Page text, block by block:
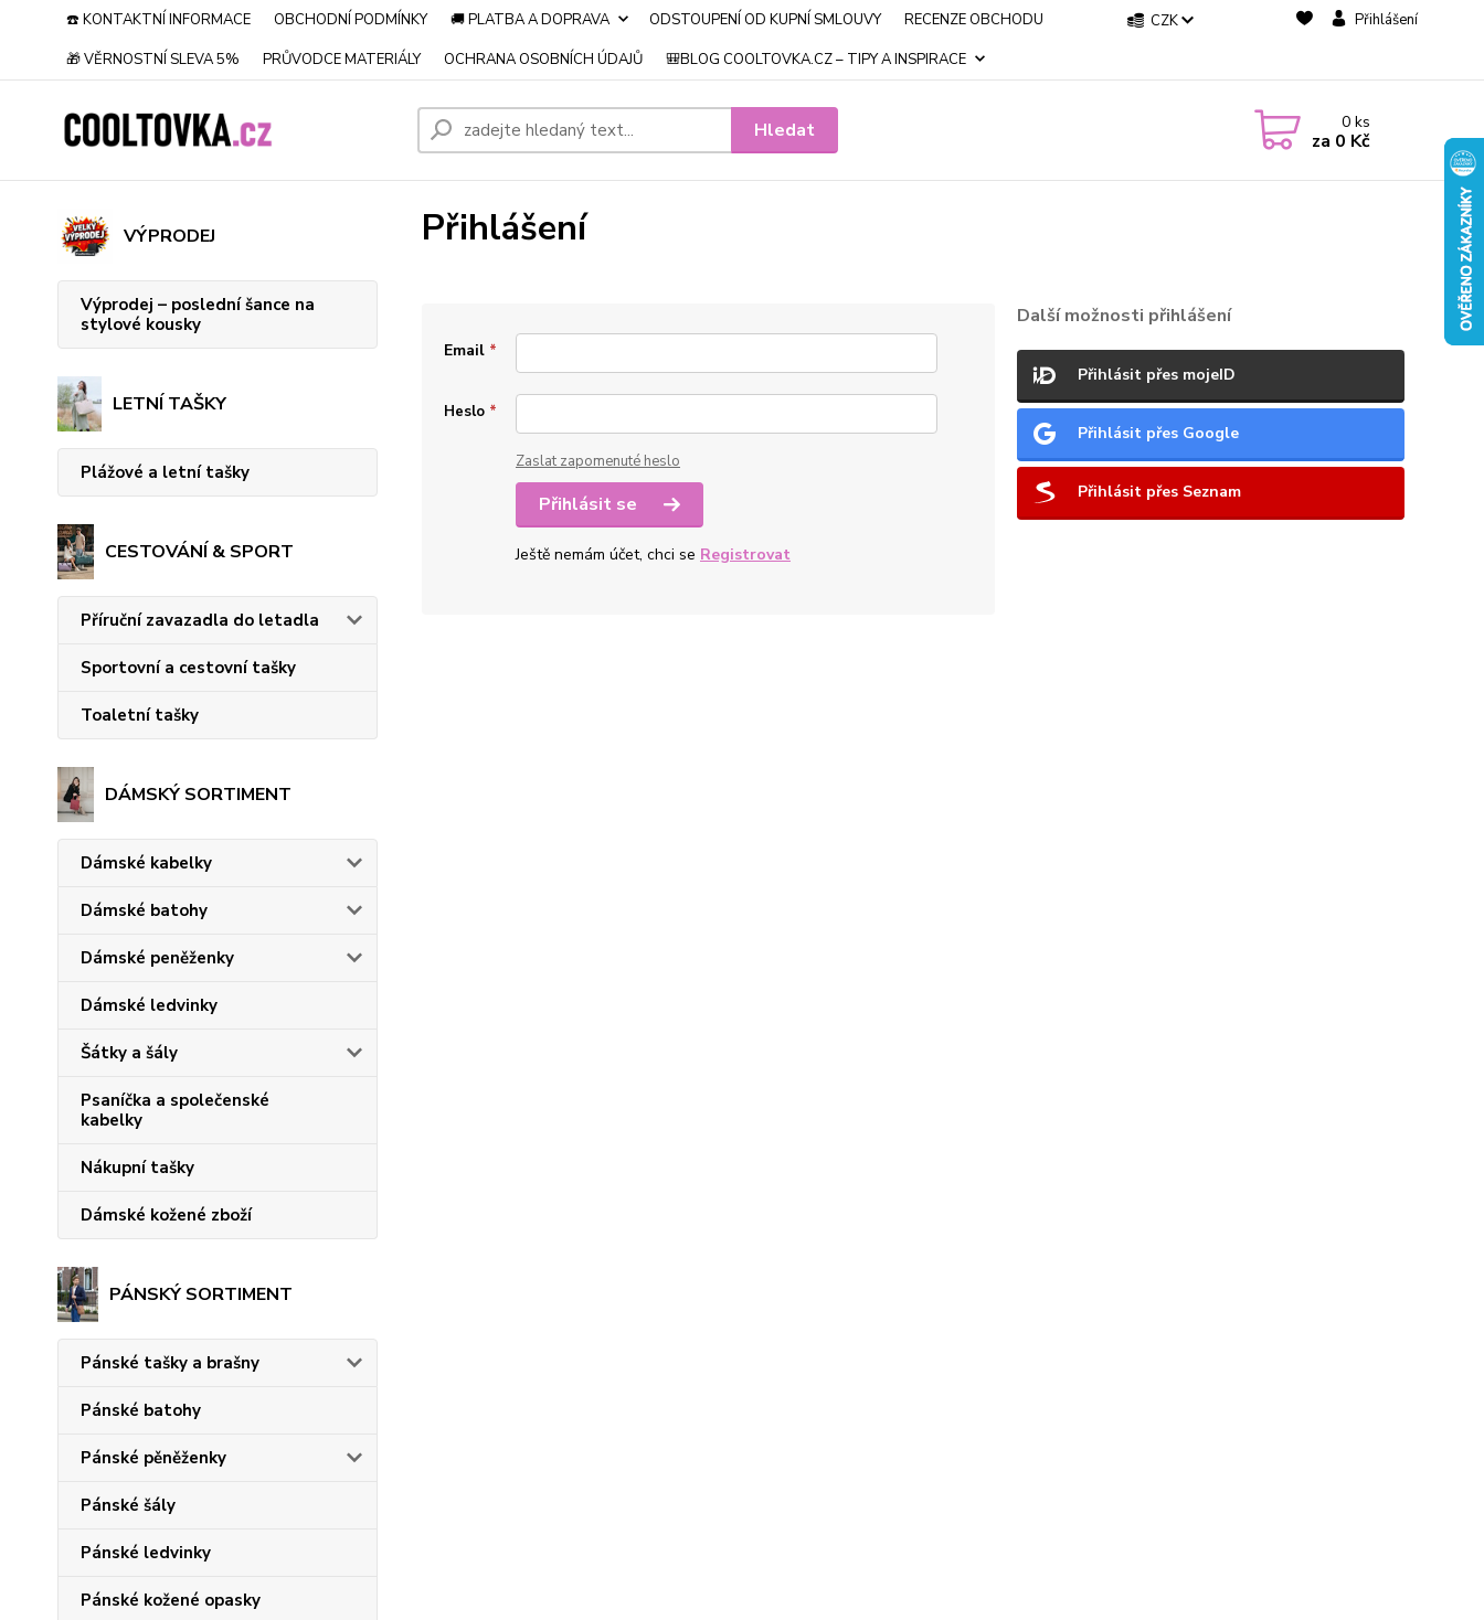
☎️ KONTAKTNÍ INFORMACE OBCHODNÍ PODMÍNKY 🚚 PLATBA A DOPRAVA ODSTOUPENÍ OD KUPNÍ SMLOUVY
RECENZE OBCHODU
🎁 VĚRNOSTNÍ SLEVA 5%
PRŮVODCE MATERIÁLY OCHRANA OSOBNÍCH ÚDAJŮ 🎒BLOG COOLTOVKA.CZ – TIPY A INSPIRACE
CZK Přihlášení
Hledat 0ks
za 0 Kč
VÝPRODEJ
Výprodej – poslední šance na
stylové kousky
LETNÍ TAŠKY
Plážové a letní tašky
CESTOVÁNÍ & SPORT
Příruční zavazadla do letadla
Sportovní a cestovní tašky
Toaletní tašky
DÁMSKÝ SORTIMENT
Dámské kabelky
Dámské batohy
Dámské peněženky
Dámské ledvinky
Šátky a šály
Psaníčka a společenské
kabelky
Nákupní tašky
Dámské kožené zboží
PÁNSKÝ SORTIMENT
Pánské tašky a brašny
Pánské batohy
Pánské pěněženky
Pánské šály
Pánské ledvinky
Pánské kožené opasky
Přihlášení
Email *
Heslo *
Zaslat zapomenuté heslo
Přihlásit se
Ještě nemám účet, chci se Registrovat
Další možnosti přihlášení
Přihlásit přes mojeID
Přihlásit přes Google
Přihlásit přes Seznam